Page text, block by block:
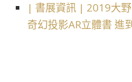
| 書展資訊 | 2019大
奇幻投影AR立體書 進